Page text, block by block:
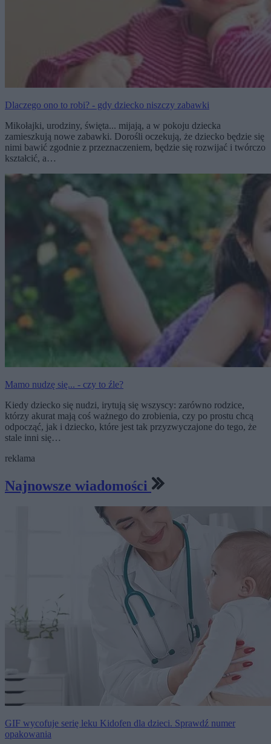
Dlaczego ono to robi? - gdy dziecko niszczy zabawki
Mikołajki, urodziny, święta... mijają, a w pokoju dziecka
zamieszkują nowe zabawki. Dorośli oczekują, że dziecko będzie się
nimi bawić zgodnie z przeznaczeniem, będzie się rozwijać i twórczo
kształcić, a…
Mamo nudzę się... - czy to źle?
Kiedy dziecko się nudzi, irytują się wszyscy: zarówno rodzice,
którzy akurat mają coś ważnego do zrobienia, czy po prostu chcą
odpocząć, jak i dziecko, które jest tak przyzwyczajone do tego, że
stale inni się…
reklama
Najnowsze wiadomości
GIF wycofuje serię leku Kidofen dla dzieci. Sprawdź numer
opakowania